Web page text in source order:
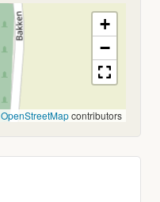
+
−
OpenStreetMapcontributors